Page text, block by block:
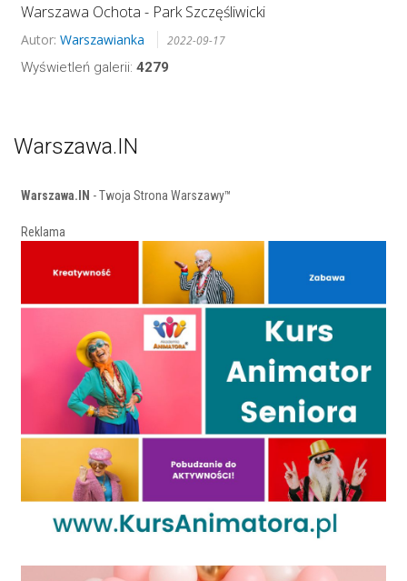
Warszawa Ochota - Park Szczęśliwicki
Autor: Warszawianka 2022-09-17
Wyświetleń galerii: 4279
Warszawa.IN
Warszawa.IN - Twoja Strona Warszawy™
Reklama